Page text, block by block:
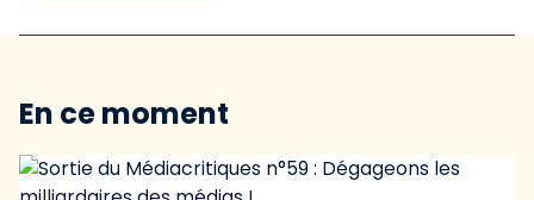
En ce moment